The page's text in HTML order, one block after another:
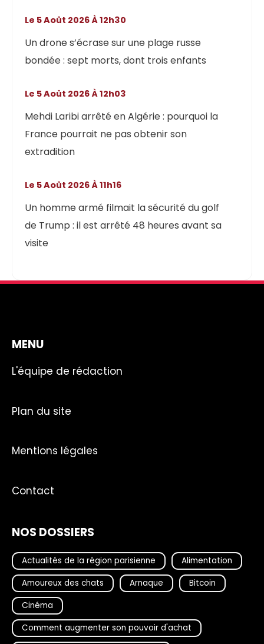
Un drone s’écrase sur une plage russe
bondée : sept morts, dont trois enfants
Le 5 Août 2026 À 12h30
Mehdi Laribi arrêté en Algérie : pourquoi la
France pourrait ne pas obtenir son
extradition
Le 5 Août 2026 À 12h03
Un homme armé filmait la sécurité du golf
de Trump : il est arrêté 48 heures avant sa
visite
Le 5 Août 2026 À 11h16
MENU
L'équipe de rédaction
Plan du site
Mentions légales
Contact
NOS DOSSIERS
Actualités de la région parisienne
Alimentation
Amoureux des chats
Arnaque
Bitcoin
Cinéma
Comment augmenter son pouvoir d'achat